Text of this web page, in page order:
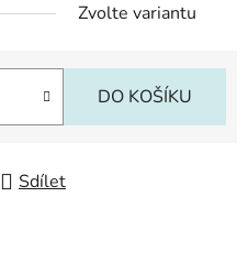
Zvolte variantu
DO KOŠÍKU
Sdílet